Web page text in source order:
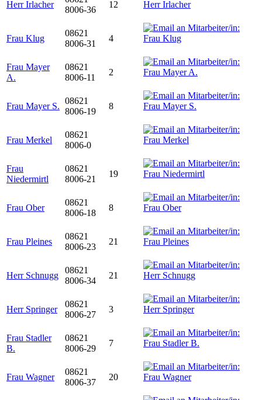
Herr Irlacher
8006-36
12
Frau Klug
08621
8006-31
4
Frau Mayer
A.
08621
8006-11
2
Frau Mayer S.
08621
8006-19
8
Frau Merkel
08621
8006-0
Frau
Niedermirtl
08621
8006-21
19
Frau Ober
08621
8006-18
8
Frau Pleines
08621
8006-23
21
Herr Schnugg
08621
8006-34
21
Herr Springer
08621
8006-27
3
Frau Stadler
B.
08621
8006-29
7
Frau Wagner
08621
8006-37
20